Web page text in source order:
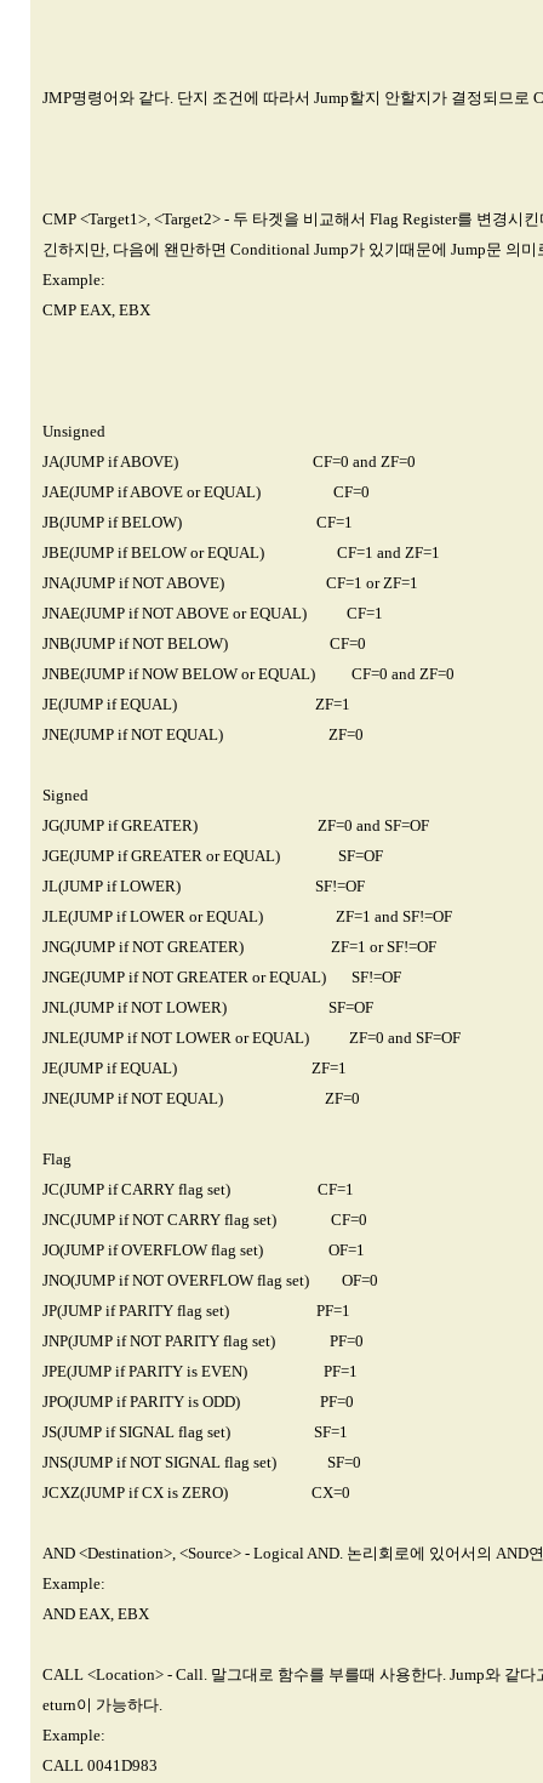
JMP명령어와 같다. 단지 조건에 따라서 Jump할지 안할지가 결정되므
CMP <Target1>, <Target2> - 두 타겟을 비교해서 Flag Register를 변경시
긴하지만, 다음에 왠만하면 Conditional Jump가 있기때문에 Jump문 의
Example:
CMP EAX, EBX
Unsigned
JA(JUMP if ABOVE) CF=0 and ZF=0
JAE(JUMP if ABOVE or EQUAL) CF=0
JB(JUMP if BELOW) CF=1
JBE(JUMP if BELOW or EQUAL) CF=1 and ZF=1
JNA(JUMP if NOT ABOVE) CF=1 or ZF=1
JNAE(JUMP if NOT ABOVE or EQUAL) CF=1
JNB(JUMP if NOT BELOW) CF=0
JNBE(JUMP if NOW BELOW or EQUAL) CF=0 and ZF=0
JE(JUMP if EQUAL) ZF=1
JNE(JUMP if NOT EQUAL) ZF=0
Signed
JG(JUMP if GREATER) ZF=0 and SF=OF
JGE(JUMP if GREATER or EQUAL) SF=OF
JL(JUMP if LOWER) SF!=OF
JLE(JUMP if LOWER or EQUAL) ZF=1 and SF!=OF
JNG(JUMP if NOT GREATER) ZF=1 or SF!=OF
JNGE(JUMP if NOT GREATER or EQUAL) SF!=OF
JNL(JUMP if NOT LOWER) SF=OF
JNLE(JUMP if NOT LOWER or EQUAL) ZF=0 and SF=OF
JE(JUMP if EQUAL) ZF=1
JNE(JUMP if NOT EQUAL) ZF=0
Flag
JC(JUMP if CARRY flag set) CF=1
JNC(JUMP if NOT CARRY flag set) CF=0
JO(JUMP if OVERFLOW flag set) OF=1
JNO(JUMP if NOT OVERFLOW flag set) OF=0
JP(JUMP if PARITY flag set) PF=1
JNP(JUMP if NOT PARITY flag set) PF=0
JPE(JUMP if PARITY is EVEN) PF=1
JPO(JUMP if PARITY is ODD) PF=0
JS(JUMP if SIGNAL flag set) SF=1
JNS(JUMP if NOT SIGNAL flag set) SF=0
JCXZ(JUMP if CX is ZERO) CX=0
AND <Destination>, <Source> - Logical AND. 논리회로에 있어서의
Example:
AND EAX, EBX
CALL <Location> - Call. 말그대로 함수를 부를때 사용한다. Jump와 같
eturn이 가능하다.
Example:
CALL 0041D983